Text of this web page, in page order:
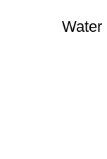
شفاف کننده آب آکواریوم آلیتا Water